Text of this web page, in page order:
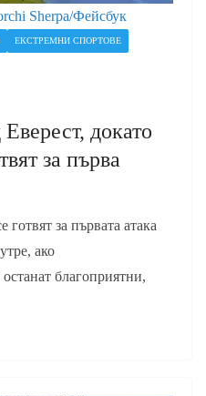
Sherpa/Фейсбук
ЕКСТРЕМНИ СПОРТОВЕ
докато
за първа
за първата атака
ако
благоприятни,